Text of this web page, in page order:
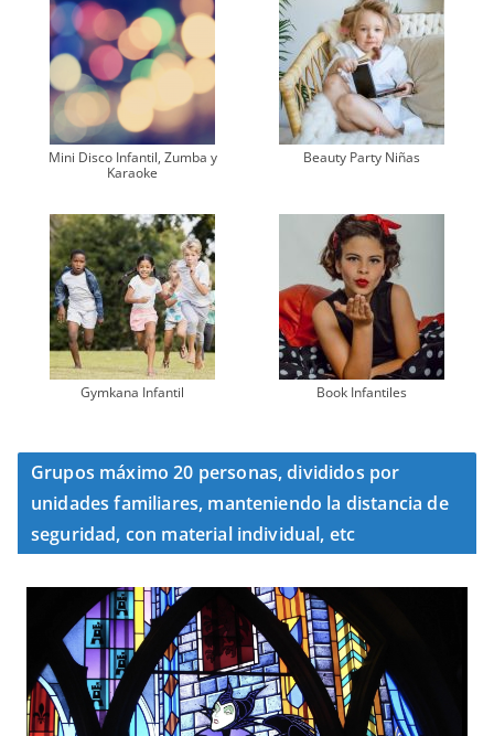
Mini Disco Infantil, Zumba y
Karaoke
Beauty Party Niñas
Gymkana Infantil Book Infantiles
Grupos máximo 20 personas, divididos por
unidades familiares, manteniendo la distancia de
seguridad, con material individual, etc